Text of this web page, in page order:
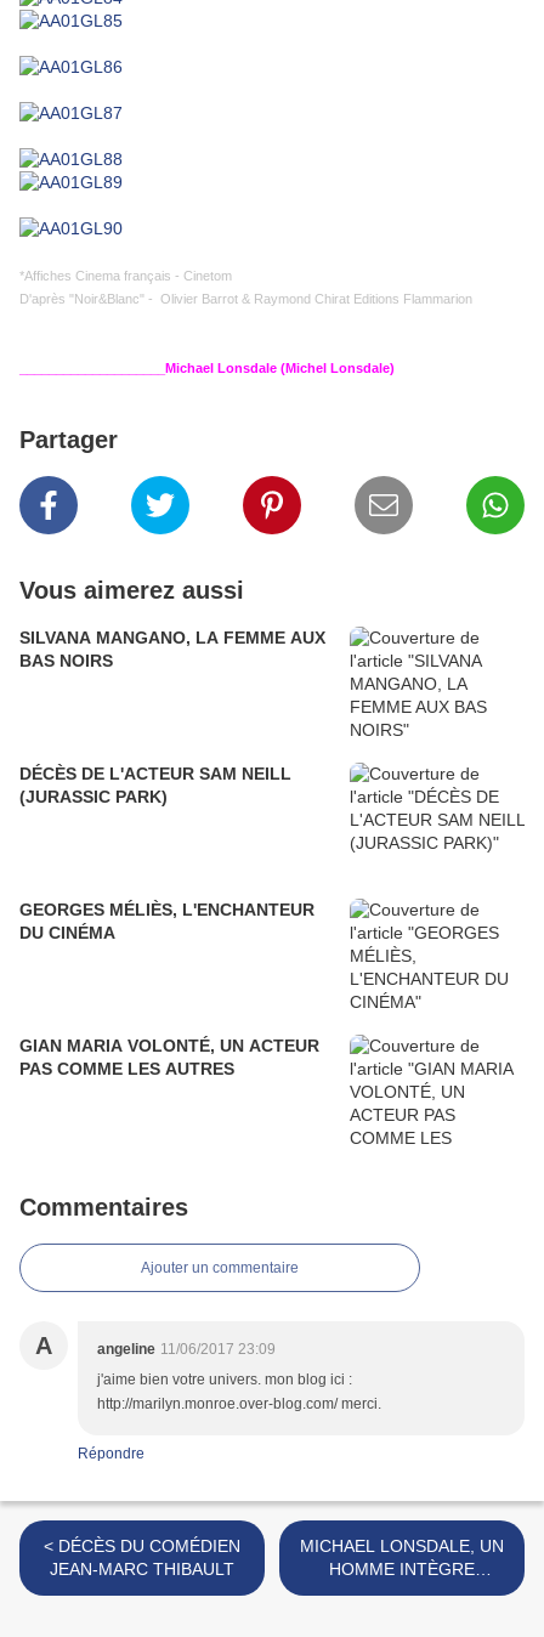
*Affiches Cinema français - Cinetom
D'après "Noir&Blanc" - Olivier Barrot & Raymond Chirat Editions Flammarion
____________________Michael Lonsdale (Michel Lonsdale)
Partager
Vous aimerez aussi
SILVANA MANGANO, LA FEMME AUX
BAS NOIRS
DÉCÈS DE L'ACTEUR SAM NEILL
(JURASSIC PARK)
GEORGES MÉLIÈS, L'ENCHANTEUR
DU CINÉMA
GIAN MARIA VOLONTÉ, UN ACTEUR
PAS COMME LES AUTRES
Commentaires
Ajouter un commentaire
A angeline 11/06/2017 23:09
j'aime bien votre univers. mon blog ici :
http://marilyn.monroe.over-blog.com/ merci.
Répondre
< DÉCÈS DU COMÉDIEN
JEAN-MARC THIBAULT
MICHAEL LONSDALE, UN
HOMME INTÈGRE
CINÉMATOGRAPHIQUEME